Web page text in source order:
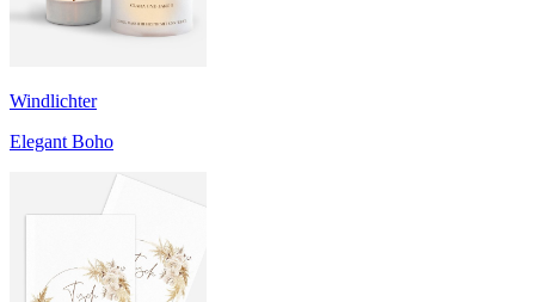
Windlichter
Elegant Boho